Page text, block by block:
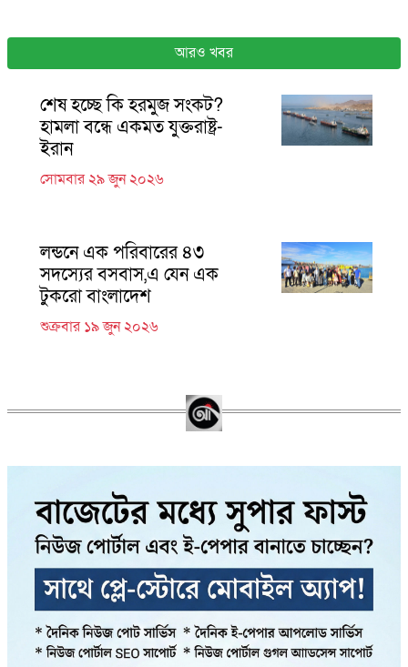
আরও খবর
শেষ হচ্ছে কি হরমুজ সংকট?
হামলা বন্ধে একমত যুক্তরাষ্ট্র-
ইরান
সোমবার ২৯ জুন ২০২৬
লন্ডনে এক পরিবারের ৪৩
সদস্যের বসবাস,এ যেন এক
টুকরো বাংলাদেশ
শুক্রবার ১৯ জুন ২০২৬